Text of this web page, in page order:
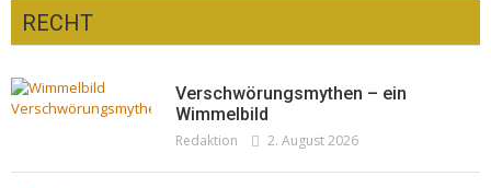
Pepe Jeans London mit Summer Sale und
neuer Kollektion
Redaktion 19. Juli 2026
Woher kommt der Honig? – Neue EU-
Regeln gelten 14. Juni
RECHT
Verschwörungsmythen – ein
Wimmelbild
Redaktion 2. August 2026